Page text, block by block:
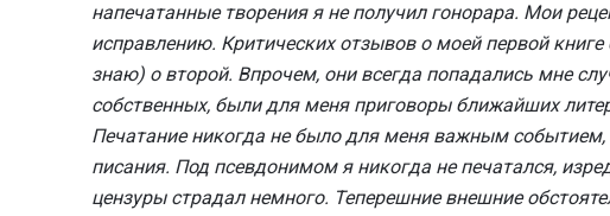
напечатанные творения я не получил гонорара. Мои
исправлению. Критических отзывов о моей первой
знаю) о второй. Впрочем, они всегда попадались мне
собственных, были для меня приговоры ближайших
Печатание никогда не было для меня важным событием,
писания. Под псевдонимом я никогда не печатался,
цензуры страдал немного. Теперешние внешние